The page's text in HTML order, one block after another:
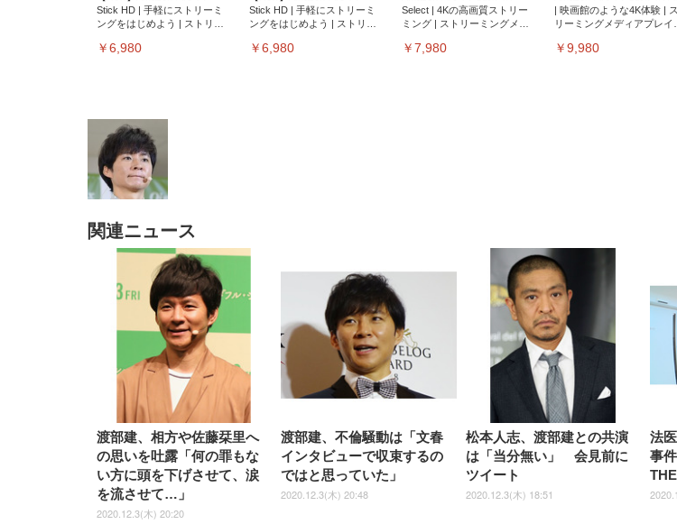
Stick HD | 手軽にストリーミ
ングをはじめよう | ストリー
￥6,980
Stick HD | 手軽にストリーミ
ングをはじめよう | ストリー
￥6,980
Select | 4Kの高画質ストリー
ミング | ストリーミングメデ
￥7,980
| 映画館のような4K体験 |
リーミングメディアプレイヤ
￥9,980
[EdoErgo] オフィスチェア 椅
子 テレワーク 疲れない 跳ね
上げ式アームレスト コンパク
ト 約105度ロッキング pc 事務
椅子 360度回転 座面昇降 強化
ナイロン樹脂ベース 通気性メ
ッシュ 在宅ワーク H-
WY01(黒網+黒枠+黒足)
／デスクチェア メッシュチェ
ア 人間工学 疲れない ブラッ
ク
Sezlife オフィスチェア デスク
チェア 疲れない テレワーク
チェア 強化バックレスト 30
度ロッキング機能 人間工学 椅
子 腰サポート 90度跳ね上げ
式アームレスト 3Dヘッドレス
ト ハンガー付き 高反発クッシ
ョン PCチェア 通気性メッシ
ュ ゲーミング/勉強/事務用 お
ック)
￥7,680
Sezlife オフィスチェア デス
チェア 疲れない テレワーク
チェア 強化バックレスト
ロッキング機能 人間工学 椅
腰サポート 90度跳ね上げ式
ームレスト 3Dヘッドレスト
ハンガー付き 高反発クッシ
ン PCチェア 通気性メッシ
ゲーミング/勉強/事務用 おし
ゃれ パソコンチェア (ホワ
ト)
￥7,680
EIZO ビジネス向けプレミア
ムモニター | FlexScan
EV3240X-WT | 31.5型4K
UHD・USB Type-C・ホワイ
￥105,595
EIZO ビジネス向けプレミア
EV2740X-WT | 27.0型4K
UHD・USB Type-C・ホワイ
￥109,572
【純正品】27"ゲーミングモ
ク付き（CFI-ZDM1J）
￥49,979
【整備済み品】Dell
E2724HS 27インチ 液晶モ
ニター フル
HD（1920×1080）VA 非光
沢 HDMI/DisplayPort/VGA
スピーカー内蔵 高さ調整 ス
イベル VESA対応
ComfortView ビジネス向け
￥15,800
Amazonベーシック ペットシ
ーツ 薄型 レギュラー 1回使い
捨て 無香料 ホワイト 300枚
ーツ 厚型 ワイド 42枚x2袋(84
枚) ホワイト(吸収面:ライトブ
ルー)
ネオ・ルーライフ ネオ・オム
ツ L 中型犬用 26枚入り 単品
￥1,800
Smart Basic(スマートベーシ
ック) 【Amazon.co.jp限定】
Smart Basic アイリスオー
ペットシーツ 超厚型 お徳
ワイド 100枚入 (x 1) (ケー
販売)
￥3,670
関連ニュース
渡部建、相方や佐藤栞里へ
の思いを吐露「何の罪もな
い方に頭を下げさせて、涙
を流させて…」
2020.12.3(木) 20:20
渡部建、不倫騒動は「文春
インタビューで収束するの
ではと思っていた」
2020.12.3(木) 20:48
松本人志、渡部建との共演
は「当分無い」 会見前に
ツイート
2020.12.3(木) 18:51
法
事